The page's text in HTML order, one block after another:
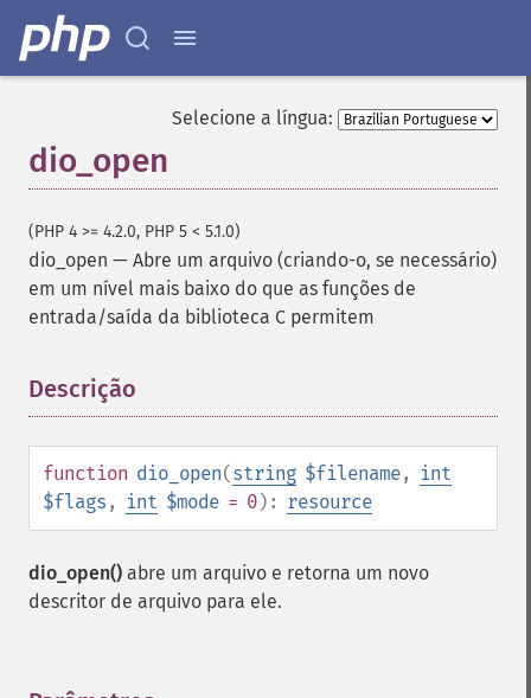
Selecione a língua:
dio_open
(PHP 4 >= 4.2.0, PHP 5 < 5.1.0)
dio_open — Abre um arquivo (criando-o, se necessário)
em um nível mais baixo do que as funções de
entrada/saída da biblioteca C permitem
Descrição
function dio_open(string $filename,
int
$flags , int $mode = 0): resource
dio_open() abre um arquivo e retorna um novo
descritor de arquivo para ele.